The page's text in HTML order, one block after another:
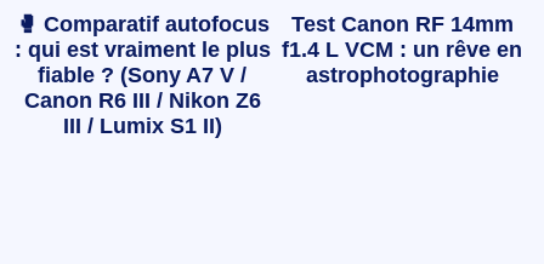
🥊 Comparatif autofocus
: qui est vraiment le plus
fiable ? (Sony A7 V /
Canon R6 III / Nikon Z6
III / Lumix S1 II)
Test Canon RF 14mm
f1.4 L VCM : un rêve en
astrophotographie